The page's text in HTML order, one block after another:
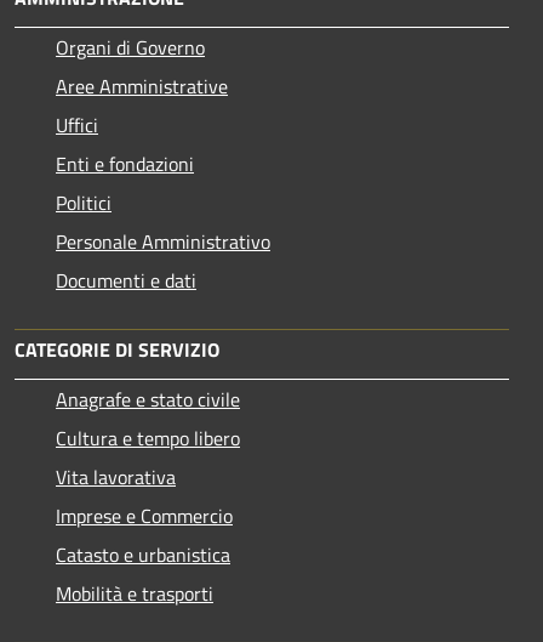
Organi di Governo
Aree Amministrative
Uffici
Enti e fondazioni
Politici
Personale Amministrativo
Documenti e dati
CATEGORIE DI SERVIZIO
Anagrafe e stato civile
Cultura e tempo libero
Vita lavorativa
Imprese e Commercio
Catasto e urbanistica
Mobilità e trasporti